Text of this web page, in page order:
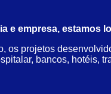
e empresa, estamos
os projetos
bancos, hotéis,